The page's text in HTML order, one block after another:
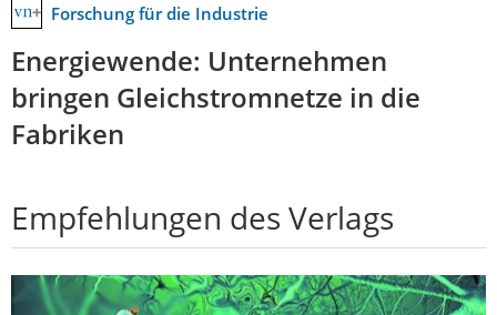
Forschung für die Industrie
Energiewende: Unternehmen
bringen Gleichstromnetze in die
Fabriken
Empfehlungen des Verlags